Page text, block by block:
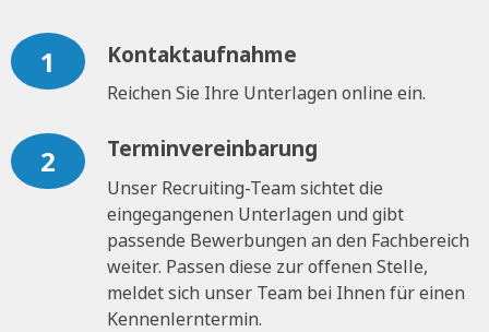
1 Kontaktaufnahme
Reichen Sie Ihre Unterlagen online ein.
2 Terminvereinbarung
Unser Recruiting-Team sichtet die
eingegangenen Unterlagen und gibt
passende Bewerbungen an den Fachbereich
weiter. Passen diese zur offenen Stelle,
meldet sich unser Team bei Ihnen für einen
Kennenlerntermin.